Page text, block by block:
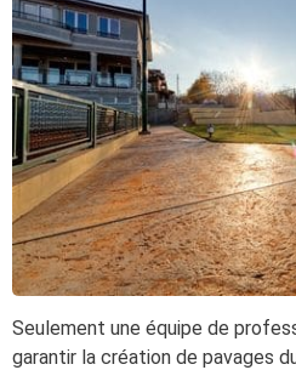
Seulement une équipe de
garantir la création de pavages